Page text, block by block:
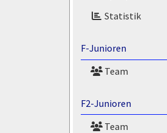
Statistik
F-Junioren
Team
F2-Junioren
Team